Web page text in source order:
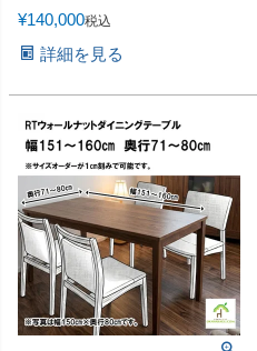
¥140,000税込
詳細を見る